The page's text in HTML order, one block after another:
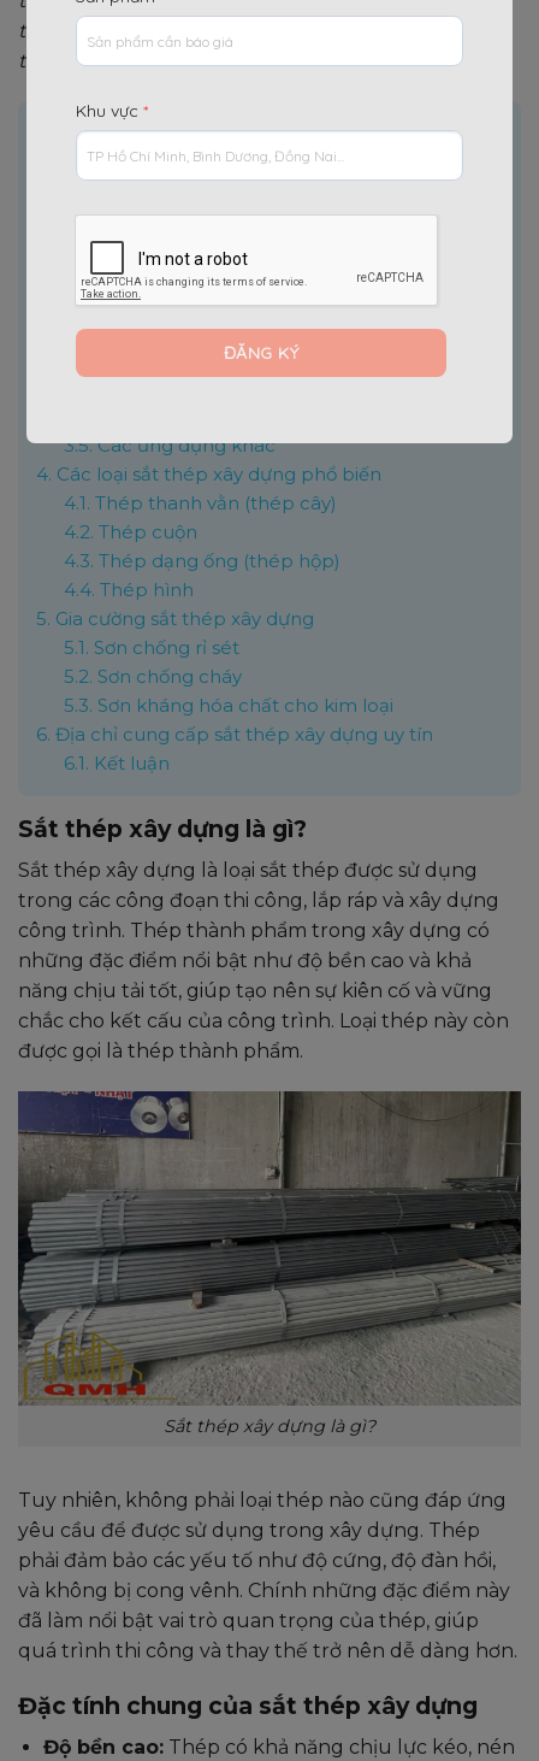
then chốt trong việc đảm bảo độ vững chắc và tuổi
thọ cho công trình.
Nội dung chính [Ẩn]
Sắt thép xây dựng là gì?
Đặc tính chung của sắt thép xây dựng
Ứng dụng của sắt thép trong xây dựng
Tạo kết cấu chịu lực vững chắc cho toàn bộ
công trình
3.2.Linh hoạt trong thiết kế và thi công
Góp phần nâng cao giá trị thẩm mỹ
3.5.Các ứng dụng khác
4. Các loại sắt thép xây dựng phổ biến
4.1. Thép thanh vằn (thép cây)
4.2. Thép cuộn
4.3. Thép dạng ống (thép hộp)
4.4. Thép hình
5. Gia cường sắt thép xây dựng
5.1. Sơn chống rỉ sét
5.2. Sơn chống cháy
5.3. Sơn kháng hóa chất cho kim loại
6. Địa chỉ cung cấp sắt thép xây dựng uy tín
6.1. Kết luận
Sắt thép xây dựng là gì?
Sắt thép xây dựng là loại sắt thép được sử dụng
trong các công đoạn thi công, lắp ráp và xây dựng
công trình. Thép thành phẩm trong xây dựng có
những đặc điểm nổi bật như độ bền cao và khả
năng chịu tải tốt, giúp tạo nên sự kiên cố và vững
chắc cho kết cấu của công trình. Loại thép này còn
được gọi là thép thành phẩm.
Sắt thép xây dựng là gì?
Tuy nhiên, không phải loại thép nào cũng đáp ứng
yêu cầu để được sử dụng trong xây dựng. Thép
phải đảm bảo các yếu tố như độ cứng, độ đàn hồi,
và không bị cong vênh. Chính những đặc điểm này
đã làm nổi bật vai trò quan trọng của thép, giúp
quá trình thi công và thay thế trở nên dễ dàng hơn.
Đặc tính chung của sắt thép xây dựng
Độ bền cao:Thép có khả năng chịu lực kéo, nén
Khu vực *